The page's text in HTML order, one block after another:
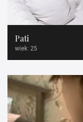
Pati
wiek: 25